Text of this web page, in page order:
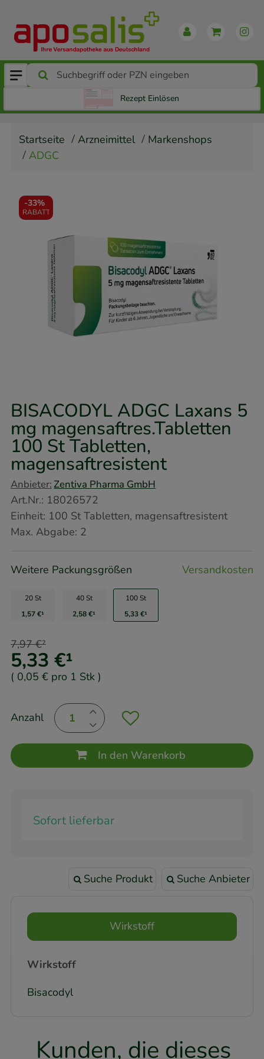
Rezept Einlösen
Startseite Arzneimittel
Markenshops
ADGC
-33%
RABATT
BISACODYL ADGC Laxans 5
mg magensaftres.Tabletten
100 StTabletten,
magensaftresistent
Anbieter: Zentiva Pharma GmbH
Art.Nr.: 18026572
Einheit: 100 StTabletten, magensaftresistent
Max. Abgabe: 2
Weitere Packungsgrößen Versandkosten
20 St
1,57 €¹
40 St
2,58 €¹
100 St
5,33 €¹
5,33 €¹
7,97 €²
( 0,05 € pro 1 Stk )
Anzahl
In den Warenkorb
Sofort lieferbar
Suche Produkt Suche Anbieter
Wirkstoff
Wirkstoff
Bisacodyl
Kunden, die dieses